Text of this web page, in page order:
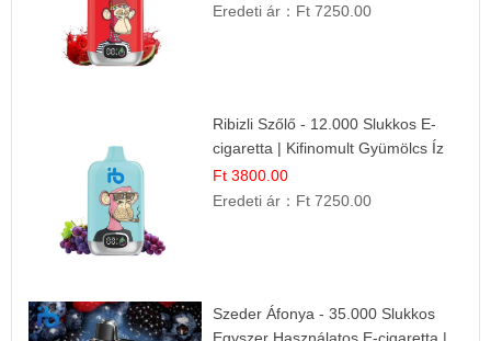
Eredeti ár： Ft 7250.00
Ribizli Szőlő - 12.000 Slukkos E-
cigaretta | Kifinomult Gyümölcs Íz
Ft 3800.00
Eredeti ár： Ft 7250.00
Szeder Áfonya - 35.000 Slukkos